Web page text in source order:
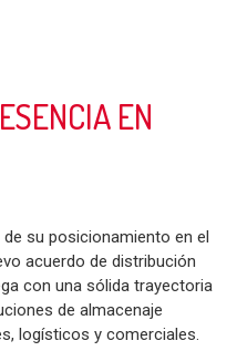
EN
su posicionamiento en el
acuerdo de distribución
con una sólida trayectoria
de almacenaje
logísticos y comerciales.